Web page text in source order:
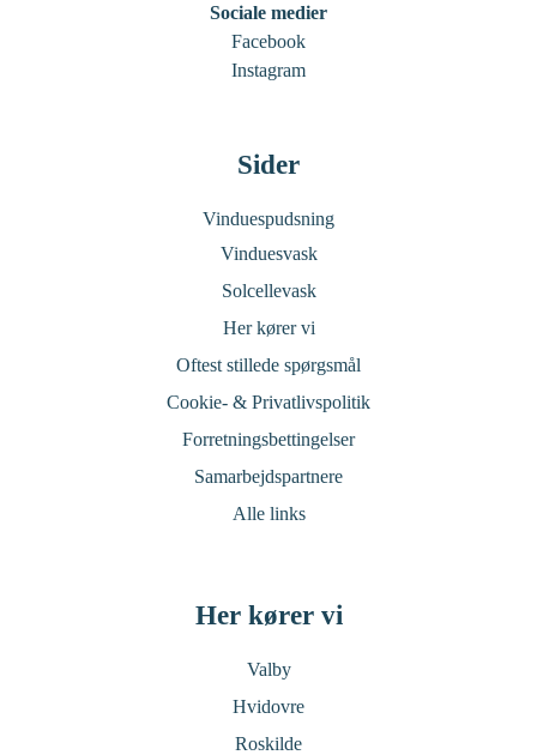
Sociale medier
Facebook
Instagram
Sider
Vinduespudsning
Vinduesvask
Solcellevask
Her kører vi
Oftest stillede spørgsmål
Cookie- & Privatlivspolitik
Forretningsbettingelser
Samarbejdspartnere
Alle links
Her kører vi
Valby
Hvidovre
Roskilde